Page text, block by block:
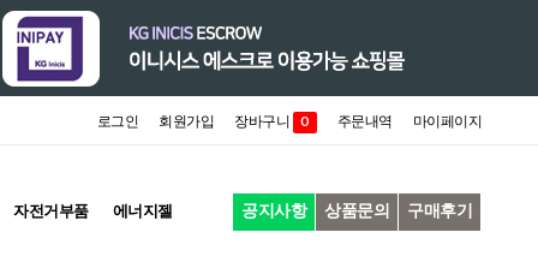
로그인 회원가입 장바구니 0 주문내역 마이페이지
자전거부품 에너지젤 공지사항 상품문의 구매후기